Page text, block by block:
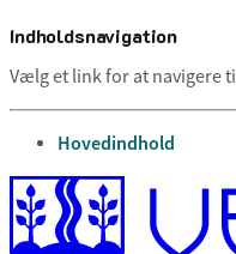
Indholdsnavigation
Vælg et link for at navigere
gå til
Hovedindhold